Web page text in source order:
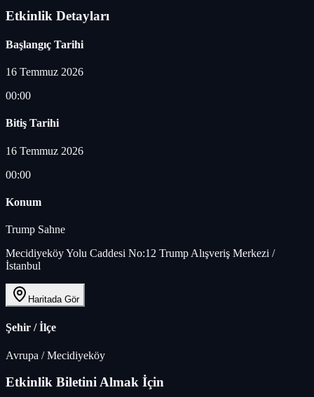
Etkinlik Detayları
Başlangıç Tarihi
16 Temmuz 2026
00:00
Bitiş Tarihi
16 Temmuz 2026
00:00
Konum
Trump Sahne
Mecidiyeköy Yolu Caddesi No:12 Trump Alışveriş Merkezi /
İstanbul
Haritada Gör
Şehir / İlçe
Avrupa /Mecidiyeköy
Etkinlik Biletini Almak İçin